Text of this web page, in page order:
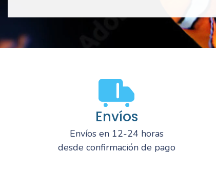
Envíos
Envíos en 12-24 horas
desde confirmación de pago